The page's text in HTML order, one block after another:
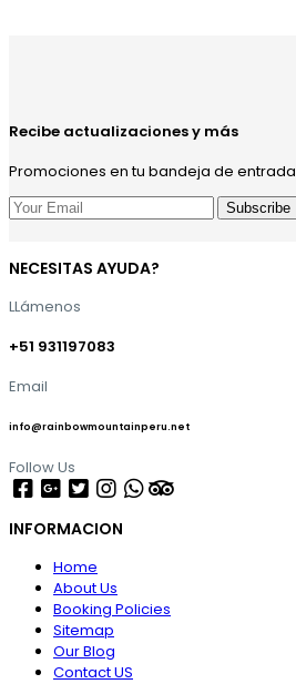
Recibe actualizaciones y más
Promociones en tu bandeja de entrada
NECESITAS AYUDA?
LLámenos
+51 931197083
Email
info@rainbowmountainperu.net
Follow Us
INFORMACION
Home
About Us
Booking Policies
Sitemap
Our Blog
Contact US